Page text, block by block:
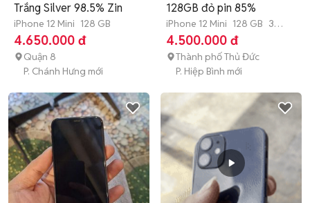
Trắng Silver 98.5% Zin
iPhone 12 Mini 128 GB
4.650.000 đ
Quận 8
P. Chánh Hưng mới
128GB đỏ pin 85%
iPhone 12 Mini 128 GB 3
tháng
4.500.000 đ
Thành phố Thủ Đức
P. Hiệp Bình mới